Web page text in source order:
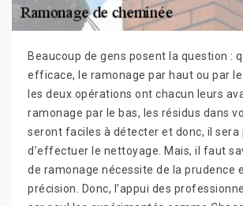
Beaucoup de gens posent la question :
efficace, le ramonage par haut ou par
les deux opérations ont chacun leurs
ramonage par le bas, les résidus dans
seront faciles à détecter et donc, il sera
d’effectuer le nettoyage. Mais, il faut
de ramonage nécessite de la prudence
précision. Donc, l’appui des